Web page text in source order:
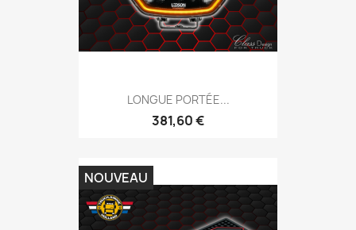
LONGUE PORTÉE...
381,60 €
NOUVEAU